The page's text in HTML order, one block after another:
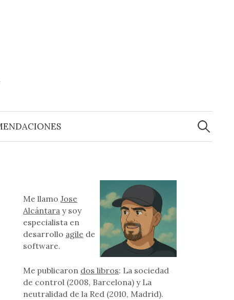
Buscar:
sur profundo
Me llamoJose
Alcántara y soy
especialista en
desarrollo agile de
software.
Me publicaron dos libros: La sociedad
de control (2008, Barcelona) y La
neutralidad de la Red (2010, Madrid).